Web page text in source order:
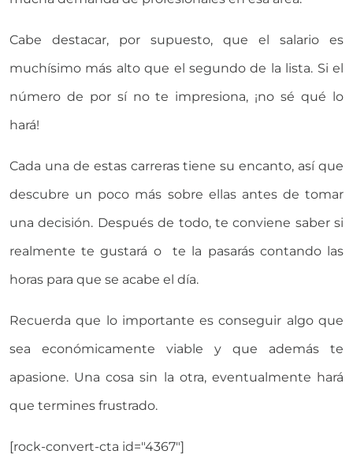
Cabe destacar, por supuesto, que el salario es
muchísimo más alto que el segundo de la lista. Si el
número de por sí no te impresiona, ¡no sé qué lo
hará!
Cada una de estas carreras tiene su encanto, así que
descubre un poco más sobre ellas antes de tomar
una decisión. Después de todo, te conviene saber si
realmente te gustará o te la pasarás contando las
horas para que se acabe el día.
Recuerda que lo importante es conseguir algo que
sea económicamente viable y que además te
apasione. Una cosa sin la otra, eventualmente hará
que termines frustrado.
[rock-convert-cta id="4367"]